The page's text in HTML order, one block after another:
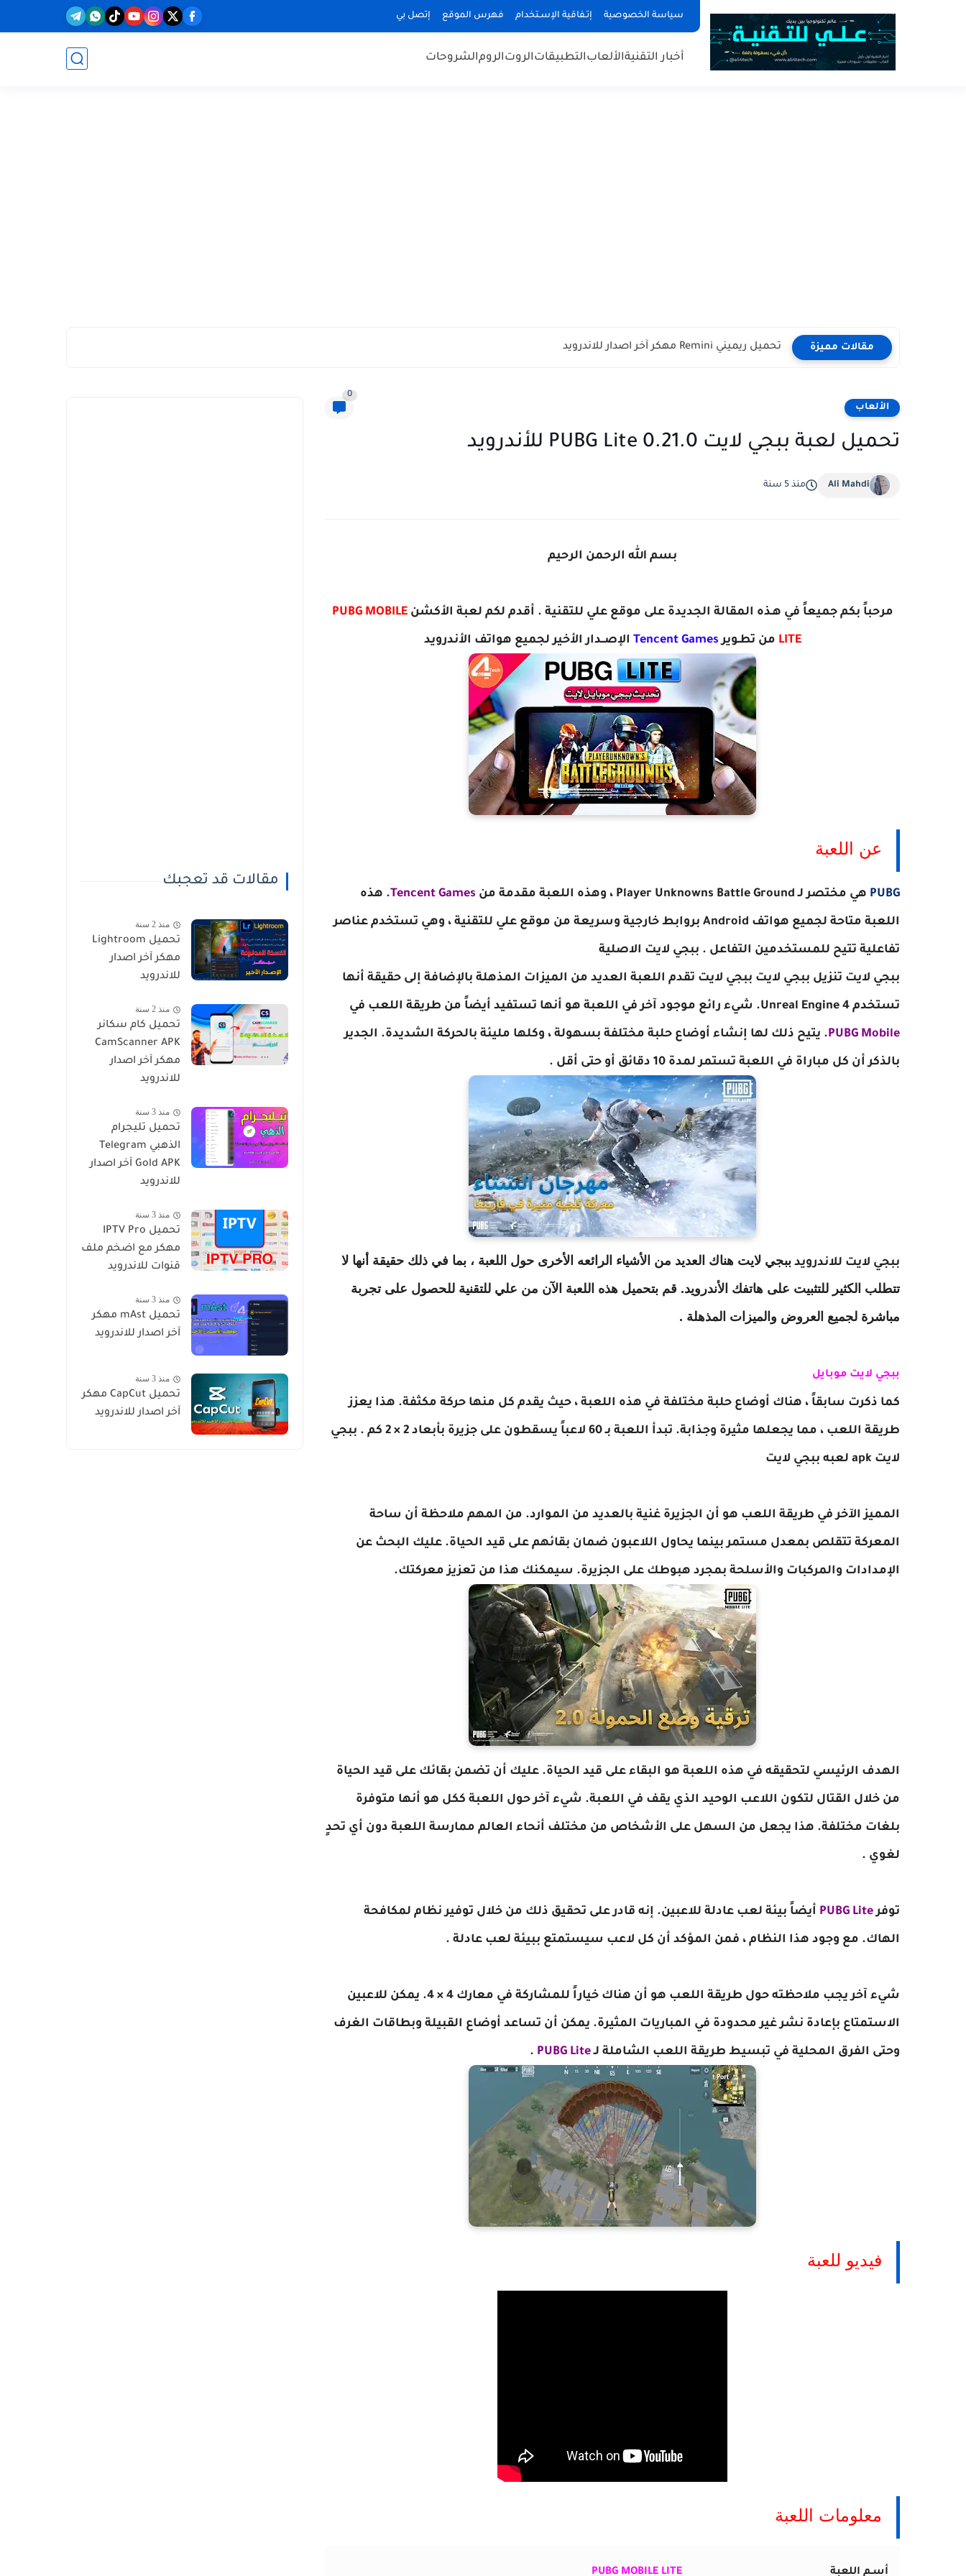
سياسة الخصوصية إتـفاقية الإسـتخدام فهرس الموقع إتصل بي
أخبار التقنيةالألعابالتطبيقاتالروتالرومالشروحات
مقالات مميزة تحميل ريميني Remini مهكر آخر اصدار للاندرويد
الألعاب
0
تحميل لعبة ببجي لايت PUBG Lite 0.21.0 للأندرويد
Ali Mahdi منذ 5 سنة
بسم الله الرحمن الرحيم
مرحباً بكم جميعاً في هـذه المقالة الجديدة على موقع علي للتقنية . أقدم لكم لعبة الأكشن PUBG MOBILE
LITE‏ من تطـويرTencent Games الإصــدار الأخيرلجميع هواتف الأندرويد
عن اللعبة
PUBG هي مختصر لـ Player Unknowns Battle Ground ، وهذه اللعبة مقدمة من Tencent Games. هذه
اللعبة متاحة لجميع هواتف Android بروابط خارجية وسريعة من موقع علي للتقنية ، وهي تستخدم عناصر
تفاعلية تتيح للمستخدمين التفاعل . ببجي لايت الاصلية
ببجي لايت تنزيل ببجي لايت ببجي لايت تقدم اللعبة العديد من الميزات المذهلة بالإضافة إلى حقيقة أنها
تستخدم Unreal Engine 4. شيء رائع موجود آخر في اللعبة هو أنها تستفيد أيضاً من طريقة اللعب في
PUBG Mobile. يتيح ذلك لها إنشاء أوضاع حلبة مختلفة بسهولة ، وكلها مليئة بالحركة الشديدة. الجدير
بالذكر أن كل مباراة في اللعبة تستمر لمدة 10 دقائق أو حتى أقل .
ببجي لايت للاندرويد ببجي لايت هناك العديد من الأشياء الرائعه الأخرى حول اللعبة ، بما في ذلك حقيقة أنها لا
تتطلب الكثير للتثبيت على هاتفك الأندرويد. قم بتحميل هذه اللعبة الآن من علي للتقنية للحصول على تجربة
مباشرة لجميع العروض والميزات المذهلة .
ببجي لايت موبايل
كما ذكرت سابقاً ، هناك أوضاع حلبة مختلفة في هذه اللعبة ، حيث يقدم كل منها حركة مكثفة. هذا يعزز
طريقة اللعب ، مما يجعلها مثيرة وجذابة. تبدأ اللعبة بـ 60 لاعباً يسقطون على جزيرة بأبعاد 2 × 2 كم . ببجي
لايت apk لعبه ببجي لايت
المميز الآخر في طريقة اللعب هو أن الجزيرة غنية بالعديد من الموارد. من المهم ملاحظة أن ساحة
المعركة تتقلص بمعدل مستمر بينما يحاول اللاعبون ضمان بقائهم على قيد الحياة. عليك البحث عن
الإمدادات والمركبات والأسلحة بمجرد هبوطك على الجزيرة. سيمكنك هذا من تعزيز معركتك.
الهدف الرئيسي لتحقيقه في هذه اللعبة هو البقاء على قيد الحياة. عليك أن تضمن بقائك على قيد الحياة
من خلال القتال لتكون اللاعب الوحيد الذي يقف في اللعبة. شيء آخر حول اللعبة ككل هو أنها متوفرة
بلغات مختلفة. هذا يجعل من السهل على الأشخاص من مختلف أنحاء العالم ممارسة اللعبة دون أي تحدٍ
لغوي .
توفرPUBG Lite أيضاً بيئة لعب عادلة للاعبين. إنه قادر على تحقيق ذلك من خلال توفير نظام لمكافحة
الهاك. مع وجود هذا النظام ، فمن المؤكد أن كل لاعب سيستمتع ببيئة لعب عادلة .
شيء آخر يجب ملاحظته حول طريقة اللعب هو أن هناك خياراً للمشاركة في معارك 4 × 4. يمكن للاعبين
الاستمتاع بإعادة نشر غير محدودة في المباريات المثيرة. يمكن أن تساعد أوضاع القبيلة وبطاقات الغرف
وحتى الفرق المحلية في تبسيط طريقة اللعب الشاملة لـPUBG Lite
.
فيديو للعبة
معلومات اللعبة
أسـم اللعبة PUBG MOBILE LITE
مقالات قد تعجبك
منذ 2 سنة
تحميل Lightroom
مهكر آخر اصدار
للاندرويد
منذ 2 سنة
تحميل كام سكانر
CamScanner APK
مهكر آخر اصدار
للاندرويد
منذ 3 سنة
تحميل تليجرام
الذهبي Telegram
Gold APK آخر اصدار
للاندرويد
منذ 3 سنة
تحميل IPTV Pro
مهكر مع اضخم ملف
قنوات للاندرويد
منذ 3 سنة
تحميل mAst‏‏‏ مهكر
آخر اصدار للاندرويد
منذ 3 سنة
تحميل CapCut مهكر
آخر اصدار للاندرويد